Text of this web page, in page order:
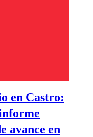
en Castro:
avance en